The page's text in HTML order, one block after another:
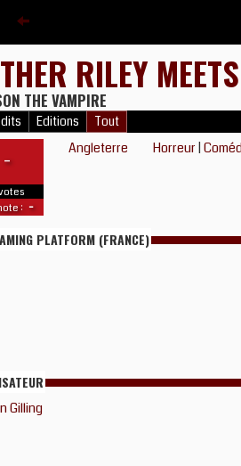
RILEY
THE VAMPIRE
Editions Tout
-
: -
Angleterre Horreur |
PLATFORM (FRANCE)
Gilling